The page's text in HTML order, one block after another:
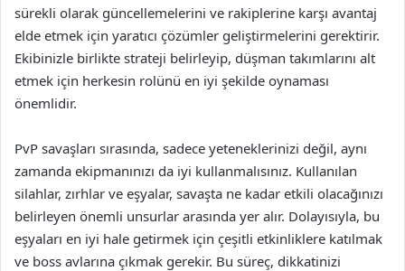
sürekli olarak güncellemelerini ve rakiplerine karşı avantaj
elde etmek için yaratıcı çözümler geliştirmelerini gerektirir.
Ekibinizle birlikte strateji belirleyip, düşman takımlarını alt
etmek için herkesin rolünü en iyi şekilde oynaması
önemlidir.
PvP savaşları sırasında, sadece yeteneklerinizi değil, aynı
zamanda ekipmanınızı da iyi kullanmalısınız. Kullanılan
silahlar, zırhlar ve eşyalar, savaşta ne kadar etkili olacağınızı
belirleyen önemli unsurlar arasında yer alır. Dolayısıyla, bu
eşyaları en iyi hale getirmek için çeşitli etkinliklere katılmak
ve boss avlarına çıkmak gerekir. Bu süreç, dikkatinizi